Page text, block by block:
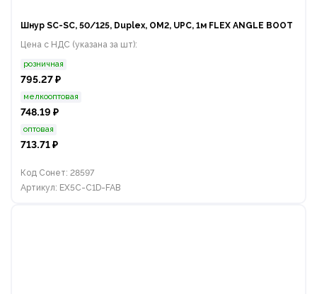
Шнур SC-SC, 50/125, Duplex, OM2, UPC, 1м FLEX ANGLE BOOT
Цена с НДС (указана за шт):
розничная
795.27 ₽
мелкооптовая
748.19 ₽
оптовая
713.71 ₽
Код Сонет: 28597
Артикул: EX5C-C1D-FAB